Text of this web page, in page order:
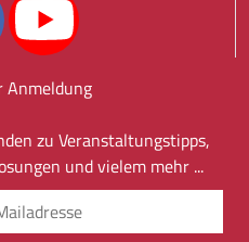
Anmeldung
zu Veranstaltungstipps,
und vielem mehr ...